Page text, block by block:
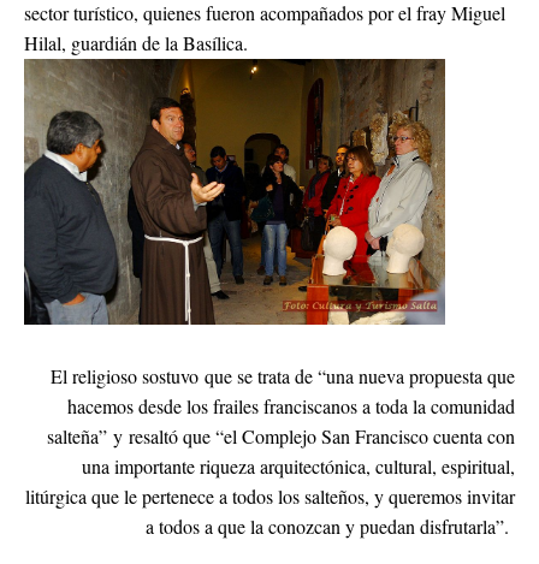
sector turístico, quienes fueron acompañados por el fray Miguel
Hilal, guardián de la Basílica.
El religioso sostuvo que se trata de “una nueva propuesta que
hacemos desde los frailes franciscanos a toda la comunidad
salteña” y resaltó que “el Complejo San Francisco cuenta con
una importante riqueza arquitectónica, cultural, espiritual,
litúrgica que le pertenece a todos los salteños, y queremos invitar
a todos a que la conozcan y puedan disfrutarla”.